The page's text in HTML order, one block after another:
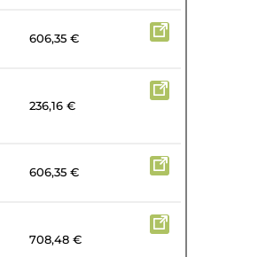
606,35 €
236,16 €
606,35 €
708,48 €